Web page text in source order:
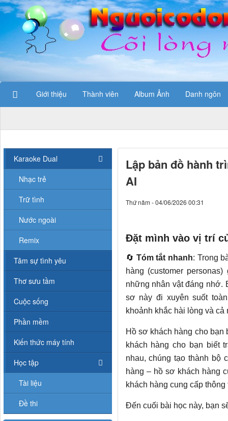
Giới thiệu Thành viên Album Ảnh Danh ngôn
Lập bản đồ hành
AI
Thứ năm - 04/06/2026 00:31
Đặt mình vào vị trí
🔄 Tóm tắt nhanh: Trong
hàng (customer
những nhân vật đáng nhớ.
sơ này đi xuyên suốt
khoảnh khắc hài lòng và
Hồ sơ khách hàng cho bạn
khách hàng cho bạn biết
nhau, chúng tạo thành bộ
hàng – hồ sơ khách hàng
khách hàng cung cấp thông
Đến cuối bài học này, bạn
Karaoke Dual
Nhạc trẻ
Trữ tình
Nước ngoài
Remix
Tâm sự tình yêu
Thơ sưu tầm
Cuộc sống
Phần mềm
Kiến thức máy tính
Học tập
Tài liệu
Đề thi